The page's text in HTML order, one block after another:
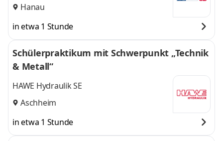
Hanau
in etwa 1 Stunde
Schülerpraktikum mit Schwerpunkt „Technik
& Metall“
HAWE Hydraulik SE
Aschheim
in etwa 1 Stunde